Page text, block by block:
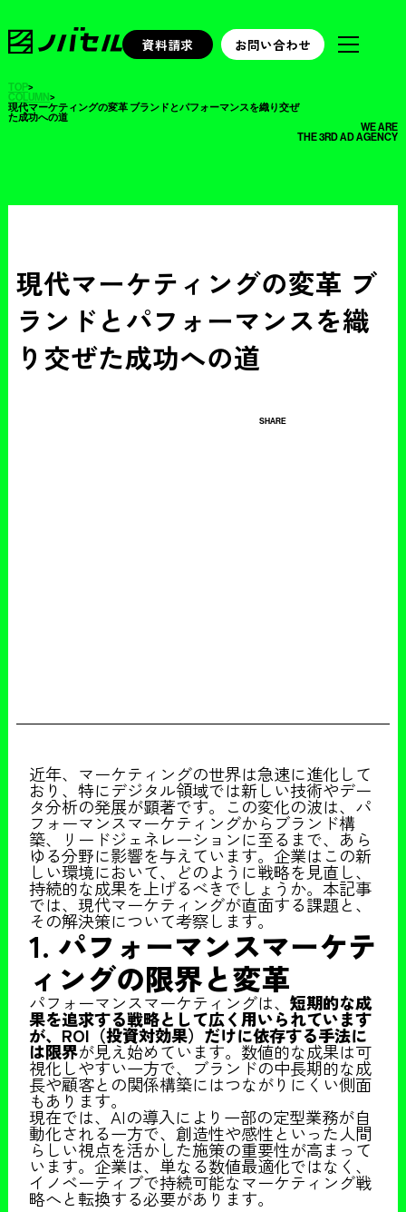
資料請求 お問い合わせ
TOP>
COLUMN>
現代マーケティングの変革 ブランドとパフォーマンスを織り交ぜ
た成功への道
WE ARE
THE 3RD AD AGENCY
現代マーケティングの変革 ブ
ランドとパフォーマンスを織
り交ぜた成功への道
SHARE
近年、マーケティングの世界は急速に進化して
おり、特にデジタル領域では新しい技術やデー
タ分析の発展が顕著です。この変化の波は、パ
フォーマンスマーケティングからブランド構
築、リードジェネレーションに至るまで、あら
ゆる分野に影響を与えています。企業はこの新
しい環境において、どのように戦略を見直し、
持続的な成果を上げるべきでしょうか。本記事
では、現代マーケティングが直面する課題と、
その解決策について考察します。
1. パフォーマンスマーケテ
ィングの限界と変革
パフォーマンスマーケティングは、 短期的な成
果を追求する戦略として広く用いられています
が、ROI（投資対効果）だけに依存する手法に
は限界が見え始めています。数値的な成果は可
視化しやすい一方で、ブランドの中長期的な成
長や顧客との関係構築にはつながりにくい側面
もあります。
現在では、AIの導入により一部の定型業務が自
動化される一方で、創造性や感性といった人間
らしい視点を活かした施策の重要性が高まって
います。企業は、単なる数値最適化ではなく、
イノベーティブで持続可能なマーケティング戦
略へと転換する必要があります。